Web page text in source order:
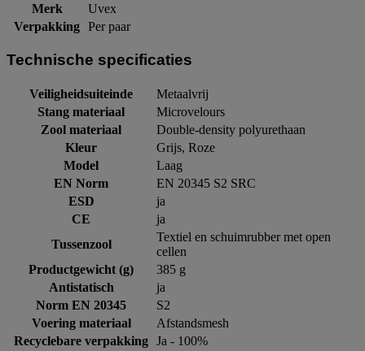
Merk
Uvex
Verpakking Per paar
Technische specificaties
Veiligheidsuiteinde
Metaalvrij
Stang materiaal
Microvelours
Zool materiaal
Double-density polyurethaan
Kleur
Grijs, Roze
Model
Laag
EN Norm
EN 20345 S2 SRC
ESD
ja
CE
ja
Tussenzool
Textiel en schuimrubber met open
cellen
Productgewicht (g)
385 g
Antistatisch
ja
Norm EN 20345
S2
Voering materiaal
Afstandsmesh
Recyclebare verpakking Ja - 100%